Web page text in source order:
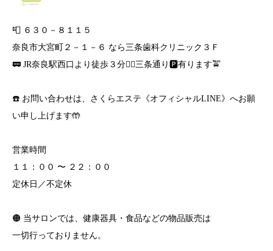
📮 ６３０－８１１５
奈良市大宮町２－１－６ なら三条歯科クリニック３Ｆ
🚃 JR奈良駅西口より徒歩３分🚶‍♀️三条通り🅿️有ります🚖
☎️ お問い合わせは、さくらエステ《オフィシャルLINE》へお願
い申し上げます🤲
営業時間
１１：００ 〜 ２２：００
定休日／不定休
🟠 当サロンでは、健康器具・食品などの物品販売は
一切行っておりません。